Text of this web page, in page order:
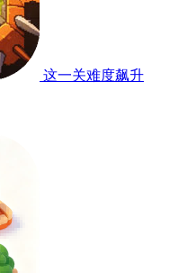
这一关难度飙升